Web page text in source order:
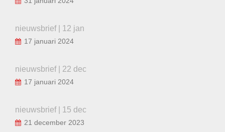
nieuwsbrief | 12 jan
17 januari 2024
nieuwsbrief | 22 dec
17 januari 2024
nieuwsbrief | 15 dec
21 december 2023